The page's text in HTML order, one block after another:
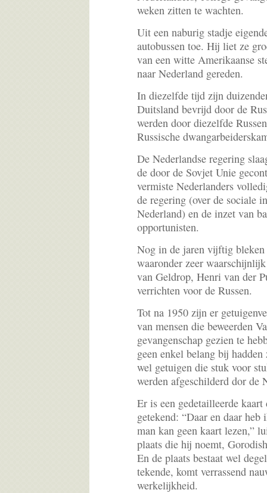
weken zitten te wachten.
Uit een naburig stadje
autobussen toe. Hij liet ze
van een witte Amerikaanse
naar Nederland gereden.
In diezelfde tijd zijn
Duitsland bevrijd door de
werden door diezelfde
Russische
De Nederlandse regering
de door de Sovjet Unie
vermiste Nederlanders
de regering (over de sociale
Nederland) en de inzet van
opportunisten.
Nog in de jaren vijftig bleken
waaronder zeer
van Geldrop, Henri van der
verrichten voor de Russen.
Tot na 1950 zijn er
van mensen die beweerden
gevangenschap gezien te
geen enkel belang bij
wel getuigen die stuk voor
werden afgeschilderd dor de
Er is een gedetailleerde
getekend: “Daar en daar
man kan geen kaart lezen,”
plaats die hij noemt,
En de plaats bestaat wel
tekende, komt verrassend
werkelijkheid.